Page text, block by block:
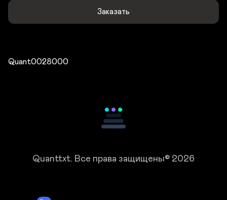
Заказать
Quant0028000
Quanttxt. Все права защищены© 2026